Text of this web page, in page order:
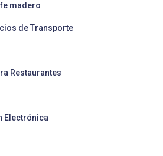
madero
de Transporte
Restaurantes
Electrónica